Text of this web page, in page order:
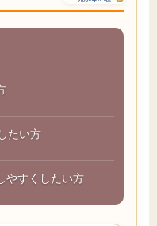
たい方
やすくしたい方